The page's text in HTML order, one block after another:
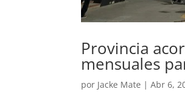
Provincia
mensuales
por Jacke Mate |Abr 6,